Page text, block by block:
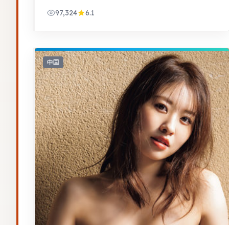
97,324
6.1
中国